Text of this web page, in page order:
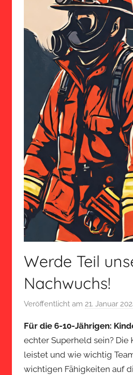
Werde Teil
Nachwuchs!
Veröffentlicht am 21. Januar
Für die 6-10-Jährigen:
echter Superheld sein?
leistet und wie wichtig
wichtigen Fähigkeiten auf